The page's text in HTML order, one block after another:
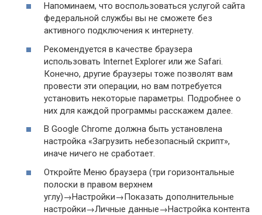
Напоминаем, что воспользоваться услугой сайта
федеральной службы вы не сможете без
активного подключения к интернету.
Рекомендуется в качестве браузера
использовать Internet Explorer или же Safari.
Конечно, другие браузеры тоже позволят вам
провести эти операции, но вам потребуется
установить некоторые параметры. Подробнее о
них для каждой программы расскажем далее.
В Google Chrome должна быть установлена
настройка «Загрузить небезопасный скрипт»,
иначе ничего не сработает.
Откройте Меню браузера (три горизонтальные
полоски в правом верхнем
углу)→Настройки→Показать дополнительные
настройки→Личные данные→Настройка контента